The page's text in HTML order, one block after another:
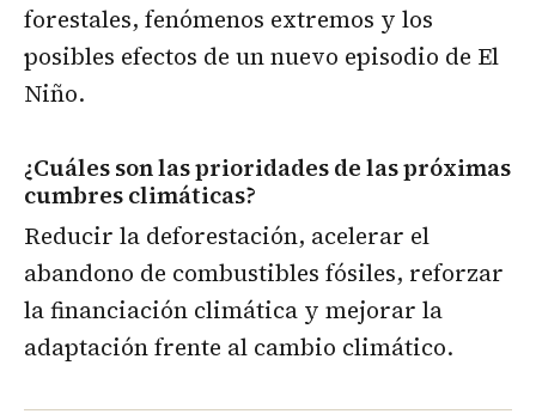
forestales, fenómenos extremos y los
posibles efectos de un nuevo episodio de El
Niño.
¿Cuáles son las prioridades de las próximas
cumbres climáticas?
Reducir la deforestación, acelerar el
abandono de combustibles fósiles, reforzar
la financiación climática y mejorar la
adaptación frente al cambio climático.